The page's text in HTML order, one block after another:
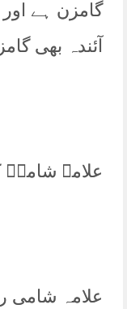
گامزن ہے
آئندہ بھی
علامہ شامیؒ
علامہ شامی